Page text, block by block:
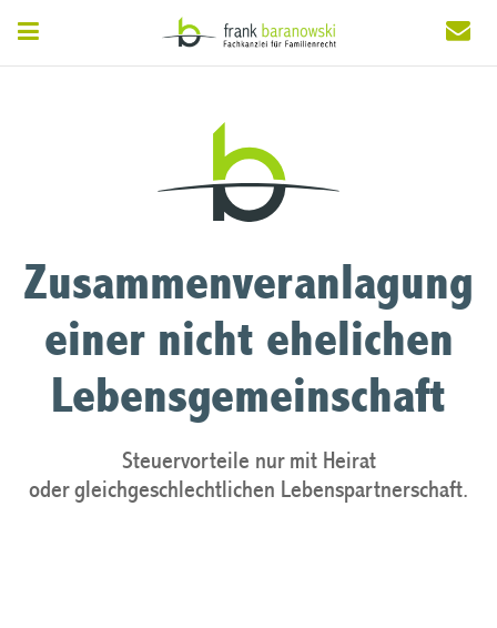
Zusammenveranlagung
einer nicht ehelichen
Lebensgemeinschaft
Steuervorteile nur mit Heirat
oder gleichgeschlechtlichen Lebenspartnerschaft.